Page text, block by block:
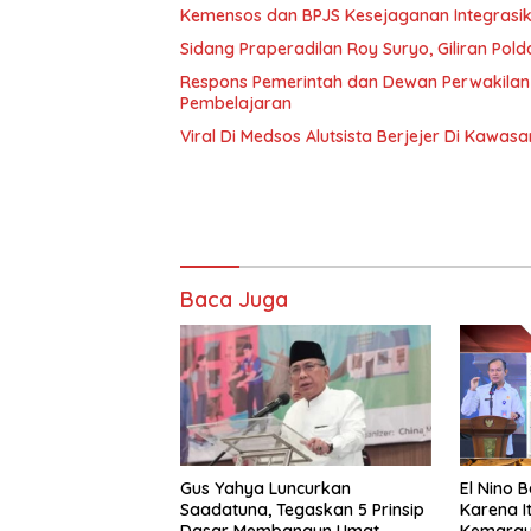
Kemensos dan BPJS Kesejaganan
Sidang Praperadilan Roy Suryo, Giliran
Respons Pemerintah dan Dewan
Pembelajaran
Viral Di Medsos Alutsista Berjejer Di
Baca Juga
Gus Yahya Luncurkan
Saadatuna, Tegaskan 5 Prinsip
El Nino
Karena